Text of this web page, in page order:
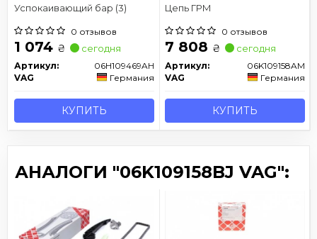
Успокаивающий бар (3)
0 отзывов
1 074 ₴ сегодня
Артикул:
06H109469AH
VAG
Германия
КУПИТЬ
Цепь ГРМ
0 отзывов
7 808 ₴ сегодня
Артикул:
06K109158AM
VAG
Германия
КУПИТЬ
АНАЛОГИ "06K109158BJ VAG":